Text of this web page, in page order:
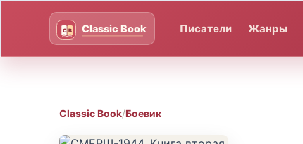
Писатели Жанры
Classic Book/Боевик